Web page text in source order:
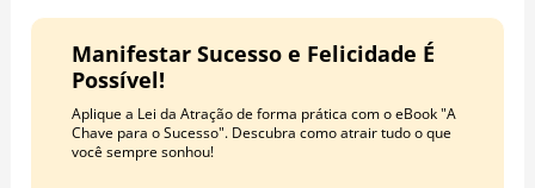
Manifestar Sucesso e Felicidade É
Possível!
Aplique a Lei da Atração de forma prática com o eBook "A
Chave para o Sucesso". Descubra como atrair tudo o que
você sempre sonhou!